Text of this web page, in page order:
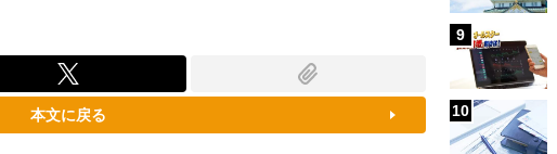
本文に戻る
9
10